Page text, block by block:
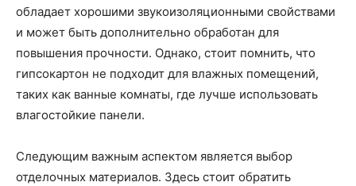
обладает хорошими звукоизоляционными свойствами
и может быть дополнительно обработан для
повышения прочности. Однако, стоит помнить, что
гипсокартон не подходит для влажных помещений,
таких как ванные комнаты, где лучше использовать
влагостойкие панели.
Следующим важным аспектом является выбор
отделочных материалов. Здесь стоит обратить